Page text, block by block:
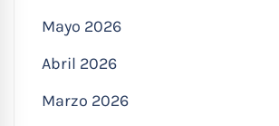
Mayo 2026
Abril 2026
Marzo 2026